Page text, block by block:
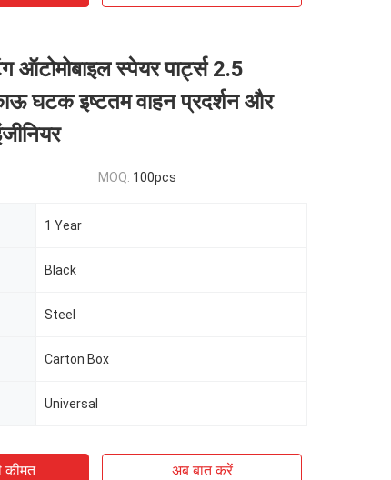
ऑटोमोबाइल स्पेयर पार्ट्स 2.5
घटक इष्टतम वाहन प्रदर्शन और
MOQ: 100pcs
1 Year
Black
Steel
Carton Box
Universal
कीमत अब बात करें